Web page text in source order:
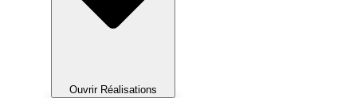
Ouvrir Réalisations